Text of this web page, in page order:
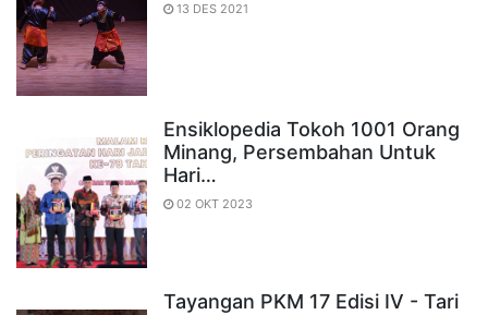
13 DES 2021
Ensiklopedia Tokoh 1001 Orang
Minang, Persembahan Untuk
Hari…
02 OKT 2023
Tayangan PKM 17 Edisi IV - Tari